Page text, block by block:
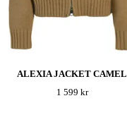
ALEXIA JACKET CAMEL
1 599 kr